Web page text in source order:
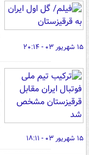
۱۵ شهریور ۰۳ - ۲۰:۱۴
۱۵ شهریور ۰۳ - ۱۸:۱۱